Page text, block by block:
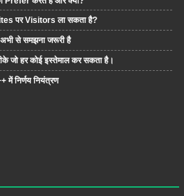
पर Visitors ला सकता है?
से समझना जरूरी है
जो हर कोई इस्तेमाल कर सकता है।
निर्णय नियंत्रण